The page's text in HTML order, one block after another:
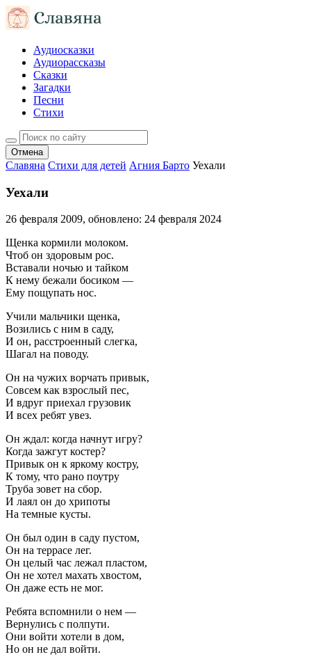
Аудиосказки
Аудиорассказы
Сказки
Загадки
Песни
Стихи
Отмена
Славяна Стихи для детей Агния Барто Уехали
Уехали
26 февраля 2009, обновлено: 24 февраля 2024
Щенка кормили молоком.
Чтоб он здоровым рос.
Вставали ночью и тайком
К нему бежали босиком —
Ему пощупать нос.
Учили мальчики щенка,
Возились с ним в саду,
И он, расстроенный слегка,
Шагал на поводу.
Он на чужих ворчать привык,
Совсем как взрослый пес,
И вдруг приехал грузовик
И всех ребят увез.
Он ждал: когда начнут игру?
Когда зажгут костер?
Привык он к яркому костру,
К тому, что рано поутру
Труба зовет на сбор.
И лаял он до хрипоты
На темные кусты.
Он был один в саду пустом,
Он на террасе лег.
Он целый час лежал пластом,
Он не хотел махать хвостом,
Он даже есть не мог.
Ребята вспомнили о нем —
Вернулись с полпути.
Они войти хотели в дом,
Но он не дал войти.